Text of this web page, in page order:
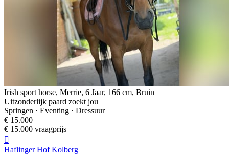
Irish sport horse, Merrie, 6 Jaar, 166 cm, Bruin
Uitzonderlijk paard zoekt jou
Springen · Eventing · Dressuur
€ 15.000
€ 15.000 vraagprijs

Haflinger Hof Kolberg